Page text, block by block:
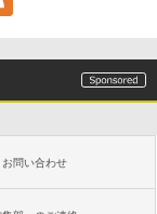
お問い合わせ